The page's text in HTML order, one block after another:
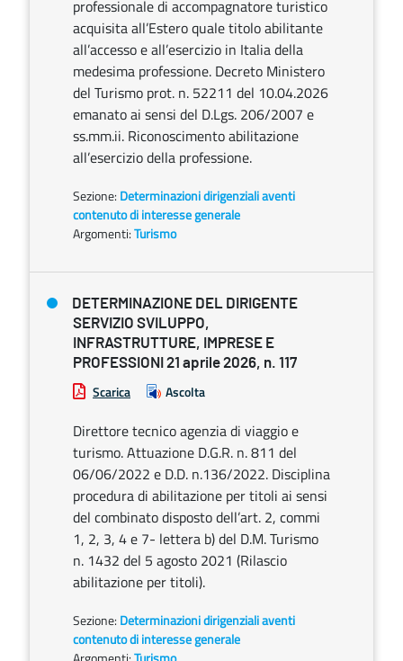
professionale di accompagnatore turistico
acquisita all’Estero quale titolo abilitante
all’accesso e all’esercizio in Italia della
medesima professione. Decreto Ministero
del Turismo prot. n. 52211 del 10.04.2026
emanato ai sensi del D.Lgs. 206/2007 e
ss.mm.ii. Riconoscimento abilitazione
all’esercizio della professione.
Sezione: Determinazioni dirigenziali aventi
contenuto di interesse generale
Argomenti:Turismo
DETERMINAZIONE DEL DIRIGENTE
SERVIZIO SVILUPPO,
INFRASTRUTTURE, IMPRESE E
PROFESSIONI 21 aprile 2026, n. 117
Scarica Ascolta
Direttore tecnico agenzia di viaggio e
turismo. Attuazione D.G.R. n. 811 del
06/06/2022 e D.D. n.136/2022. Disciplina
procedura di abilitazione per titoli ai sensi
del combinato disposto dell’art. 2, commi
1, 2, 3, 4 e 7- lettera b) del D.M. Turismo
n. 1432 del 5 agosto 2021 (Rilascio
abilitazione per titoli).
Sezione: Determinazioni dirigenziali aventi
contenuto di interesse generale